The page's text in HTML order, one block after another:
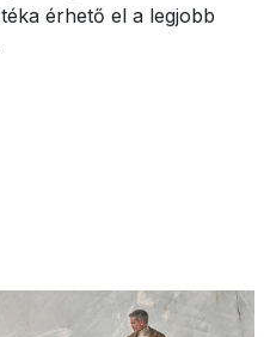
érhető el a legjobb